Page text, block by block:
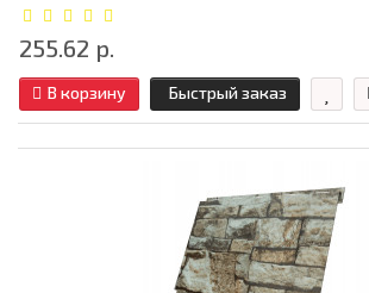
255.62 р.
В корзину Быстрый заказ